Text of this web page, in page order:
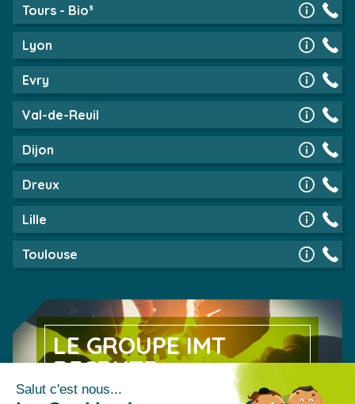
Tours - Bio³
Lyon
Evry
Val-de-Reuil
Dijon
Dreux
Lille
Toulouse
LE GROUPE IMT
RECRUTE
Découvrez nos offres d’emploi